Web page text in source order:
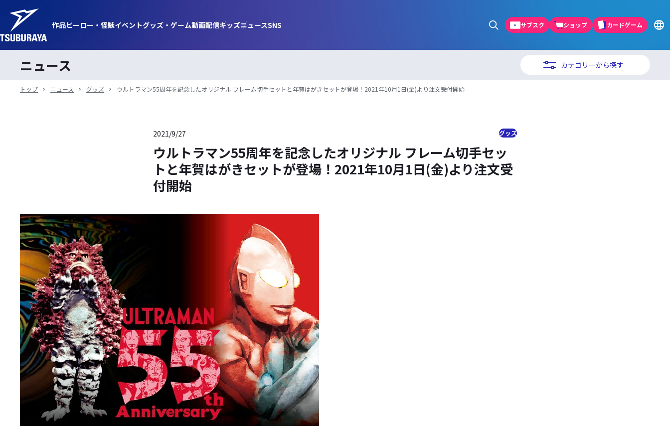
作品ヒーロー・ 怪獣イベントグッズ・ ゲーム動画配信キッズニュースSNS サブスク ショップ カードゲーム
ニュース カテゴリーから探す
トップ ニュース グッズ ウルトラマン55周年を記念したオリジナル フレーム切手セットと年賀はがきセットが登場！2021年10月1日(金)より注文受付開始
2021/9/27 グッズ
ウルトラマン55周年を記念したオリジナル フレーム切手セッ
トと年賀はがきセットが登場！2021年10月1日(金)より注文受
付開始